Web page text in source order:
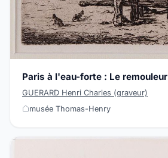
Paris à l'eau-forte : Le remouleur
GUERARD Henri Charles (graveur)
musée Thomas-Henry